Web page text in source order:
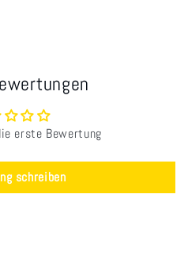
erste Bewertung
schreiben